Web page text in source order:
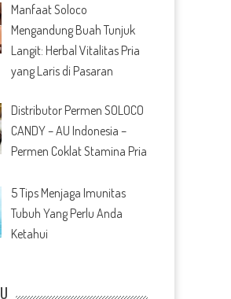
Manfaat Soloco
Mengandung Buah Tunjuk
Langit: Herbal Vitalitas Pria
yang Laris di Pasaran
Distributor Permen SOLOCO
CANDY – AU Indonesia –
Permen Coklat Stamina Pria
5 Tips Menjaga Imunitas
Tubuh Yang Perlu Anda
Ketahui